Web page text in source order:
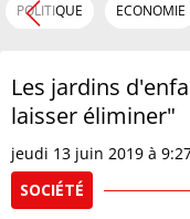
POLITIQUE ECONOMIE
Les jardins
laisser éliminer"
jeudi 13 juin 2019 à
SOCIÉTÉ